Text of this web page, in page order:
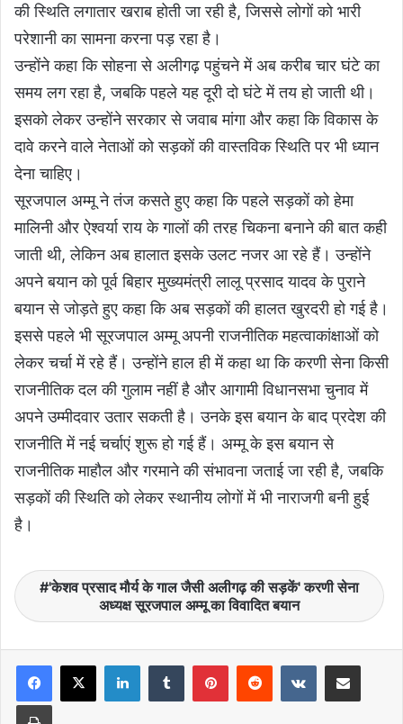
की स्थिति लगातार खराब होती जा रही है, जिससे लोगों को भारी
परेशानी का सामना करना पड़ रहा है।
उन्होंने कहा कि सोहना से अलीगढ़ पहुंचने में अब करीब चार घंटे का
समय लग रहा है, जबकि पहले यह दूरी दो घंटे में तय हो जाती थी।
इसको लेकर उन्होंने सरकार से जवाब मांगा और कहा कि विकास के
दावे करने वाले नेताओं को सड़कों की वास्तविक स्थिति पर भी ध्यान
देना चाहिए।
सूरजपाल अम्मू ने तंज कसते हुए कहा कि पहले सड़कों को हेमा
मालिनी और ऐश्वर्या राय के गालों की तरह चिकना बनाने की बात कही
जाती थी, लेकिन अब हालात इसके उलट नजर आ रहे हैं। उन्होंने
अपने बयान को पूर्व बिहार मुख्यमंत्री लालू प्रसाद यादव के पुराने
बयान से जोड़ते हुए कहा कि अब सड़कों की हालत खुरदरी हो गई है।
इससे पहले भी सूरजपाल अम्मू अपनी राजनीतिक महत्वाकांक्षाओं को
लेकर चर्चा में रहे हैं। उन्होंने हाल ही में कहा था कि करणी सेना किसी
राजनीतिक दल की गुलाम नहीं है और आगामी विधानसभा चुनाव में
अपने उम्मीदवार उतार सकती है। उनके इस बयान के बाद प्रदेश की
राजनीति में नई चर्चाएं शुरू हो गई हैं। अम्मू के इस बयान से
राजनीतिक माहौल और गरमाने की संभावना जताई जा रही है, जबकि
सड़कों की स्थिति को लेकर स्थानीय लोगों में भी नाराजगी बनी हुई
है।
'केशव प्रसाद मौर्य के गाल जैसी अलीगढ़ की सड़कें' करणी सेना
अध्यक्ष सूरजपाल अम्मू का विवादित बयान